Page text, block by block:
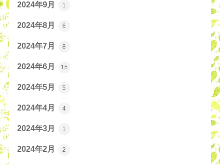
2024年9月 1
2024年8月 6
2024年7月 8
2024年6月 15
2024年5月 5
2024年4月 4
2024年3月 1
2024年2月 2